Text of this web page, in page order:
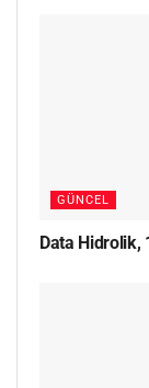
GÜNCEL
Data